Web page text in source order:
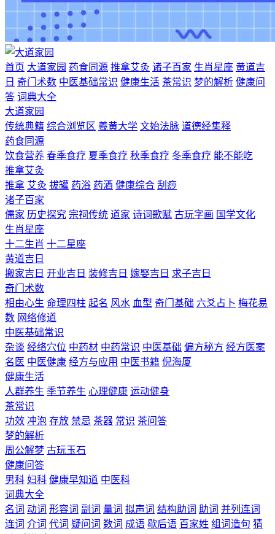
首页 大道家园 药食同源 推拿艾灸 诸子百家 生肖星座 黄道吉
日 奇门术数 中医基础常识 健康生活 茶常识 梦的解析 健康问
答 词典大全
大道家园
传统典籍 综合浏览区 羲黄大学 文始法脉 道德经集释
药食同源
饮食营养 春季食疗 夏季食疗 秋季食疗 冬季食疗 能不能吃
推拿艾灸
推拿 艾灸 拔罐 药浴 药酒 健康综合 刮痧
诸子百家
儒家 历史探究 宗祠传统 道家 诗词歌赋 古玩字画 国学文化
生肖星座
十二生肖 十二星座
黄道吉日
搬家吉日 开业吉日 装修吉日 嫁娶吉日 求子吉日
奇门术数
相由心生 命理四柱 起名 风水 血型 奇门基础 六爻占卜 梅花易
数 网络修道
中医基础常识
杂谈 经络穴位 中药材 中药常识 中医基础 偏方秘方 经方医案
名医 中医健康 经方与应用 中医书籍 倪海厦
健康生活
人群养生 季节养生 心理健康 运动健身
茶常识
功效 冲泡 存放 禁忌 茶器 常识 茶问答
梦的解析
周公解梦 古玩玉石
健康问答
男科 妇科 健康早知道 中医科
词典大全
名词 动词 形容词 副词 量词 拟声词 结构助词 助词 并列连词
连词 介词 代词 疑问词 数词 成语 歇后语 百家姓 组词造句 猜